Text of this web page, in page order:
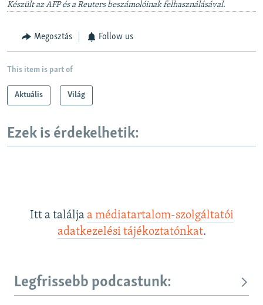
Készült az AFP és a Reuters beszámolóinak felhasználásával.
Megosztás Follow us
This item is part of
Aktuális Világ
Ezek is érdekelhetik:
Itt a találja a médiatartalom-szolgáltatói
adatkezelési tájékoztatónkat.
Legfrissebb podcastunk: